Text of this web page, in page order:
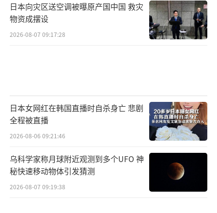
日本向灾区送空调被曝原产国中国 救灾
物资成摆设
2026-08-07 09:17:28
日本女网红在韩国直播时自杀身亡 悲剧
全程被直播
2026-08-06 09:21:46
乌科学家称月球附近观测到多个UFO 神
秘快速移动物体引发猜测
2026-08-07 09:19:38